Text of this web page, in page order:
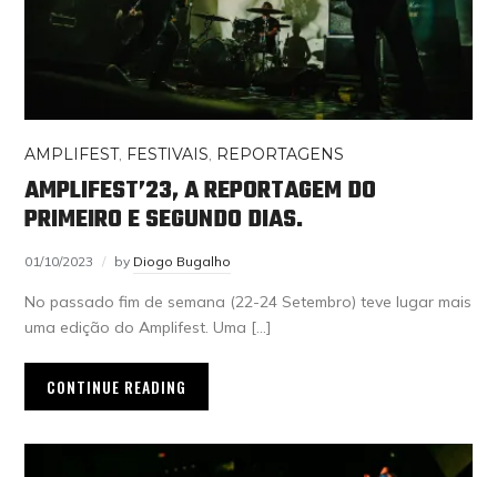
AMPLIFEST, FESTIVAIS, REPORTAGENS
AMPLIFEST’23, A REPORTAGEM DO
PRIMEIRO E SEGUNDO DIAS.
01/10/2023 by Diogo Bugalho
No passado fim de semana (22-24 Setembro) teve lugar mais
uma edição do Amplifest. Uma […]
CONTINUE READING